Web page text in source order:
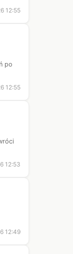
12:55
po
12:55
12:53
12:49